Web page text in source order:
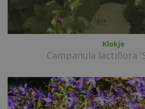
Klokje
Campanula lactiflora